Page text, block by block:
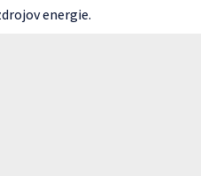
energie.